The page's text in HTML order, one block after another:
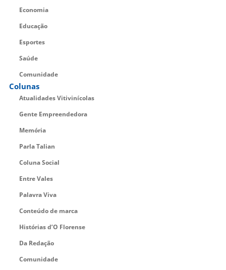
Economia
Educação
Esportes
Saúde
Comunidade
Colunas
Atualidades Vitivinícolas
Gente Empreendedora
Memória
Parla Talian
Coluna Social
Entre Vales
Palavra Viva
Conteúdo de marca
Histórias d’O Florense
Da Redação
Comunidade